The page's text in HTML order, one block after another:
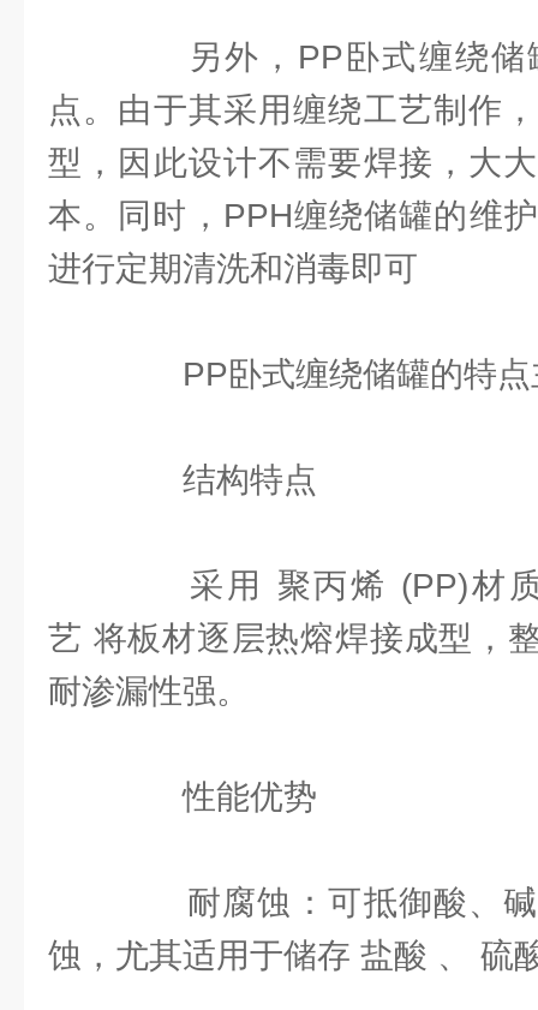
另外，PP卧式缠绕储
点。由于其采用缠绕工艺制作
型，因此设计不需要焊接，大
本。同时，PPH缠绕储罐的维
进行定期清洗和消毒即可
PP卧式缠绕储罐的特点
结构特点
采用 聚丙烯 (PP)材质
艺 将板材逐层热熔焊接成型，
耐渗漏性强。 ‌
性能优势
耐腐蚀‌：可抵御酸、碱
蚀，尤其适用于储存 盐酸 、 硫